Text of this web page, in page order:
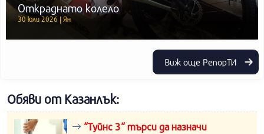
Откраднато колело
30 юли 2026 | Ян
Виж още РепорТИ
Обяви от Казанлък:
“Туйнс 3“ търси да назначи